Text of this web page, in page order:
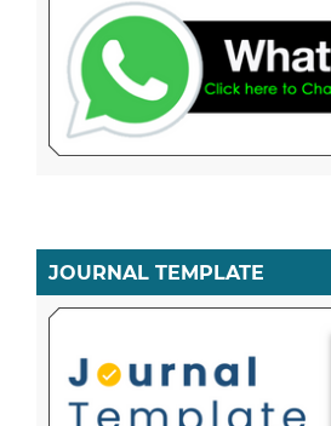
JOURNAL TEMPLATE